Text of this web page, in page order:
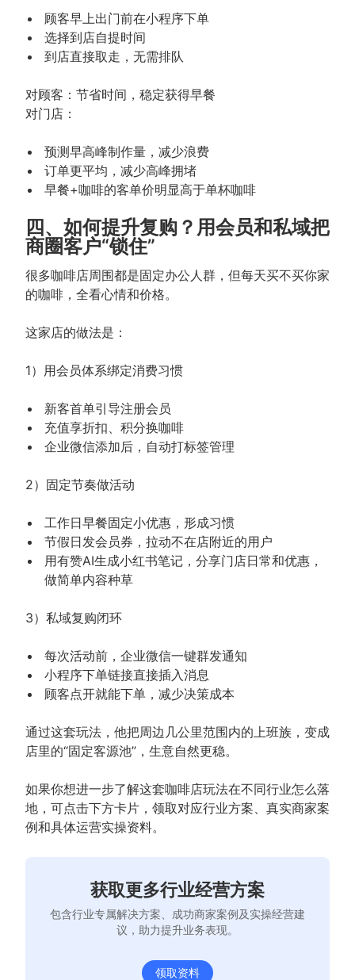
顾客早上出门前在小程序下单
选择到店自提时间
到店直接取走，无需排队
对顾客：节省时间，稳定获得早餐
对门店：
预测早高峰制作量，减少浪费
订单更平均，减少高峰拥堵
早餐+咖啡的客单价明显高于单杯咖啡
四、如何提升复购？用会员和私域把
商圈客户“锁住”
很多咖啡店周围都是固定办公人群，但每天买不买你家
的咖啡，全看心情和价格。
这家店的做法是：
1）用会员体系绑定消费习惯
新客首单引导注册会员
充值享折扣、积分换咖啡
企业微信添加后，自动打标签管理
2）固定节奏做活动
工作日早餐固定小优惠，形成习惯
节假日发会员券，拉动不在店附近的用户
用有赞AI生成小红书笔记，分享门店日常和优惠，
做简单内容种草
3）私域复购闭环
每次活动前，企业微信一键群发通知
小程序下单链接直接插入消息
顾客点开就能下单，减少决策成本
通过这套玩法，他把周边几公里范围内的上班族，变成
店里的“固定客源池”，生意自然更稳。
如果你想进一步了解这套咖啡店玩法在不同行业怎么落
地，可点击下方卡片，领取对应行业方案、真实商家案
例和具体运营实操资料。
获取更多行业经营方案
包含行业专属解决方案、成功商家案例及实操经营建
议，助力提升业务表现。
领取资料